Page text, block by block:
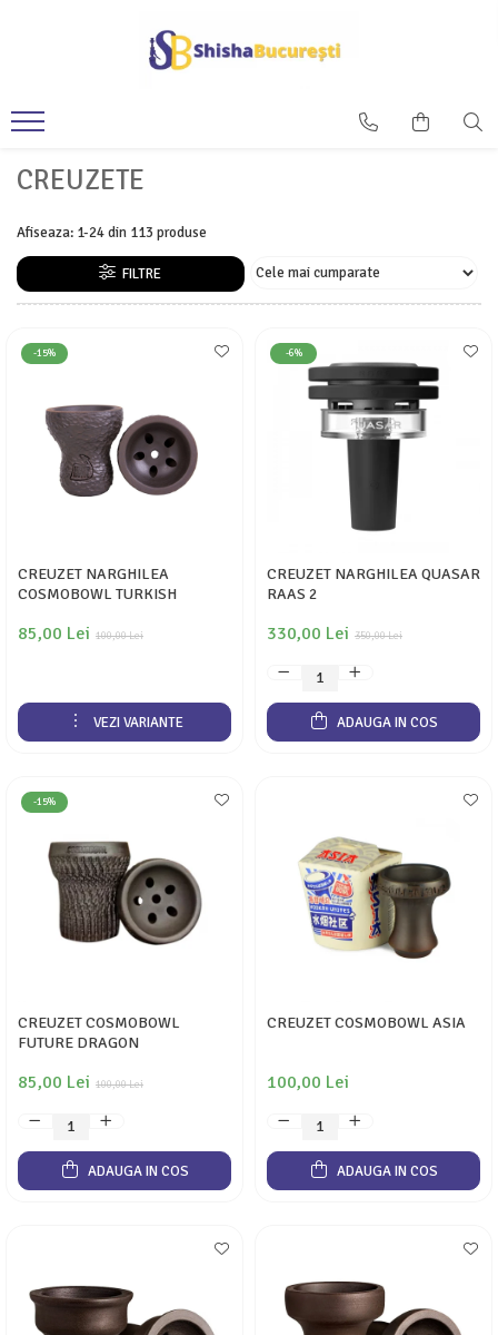
CREUZETE
Afiseaza: 1-24din 113 produse
FILTRE
-15%
CREUZET NARGHILEA
COSMOBOWL TURKISH
100,00 Lei
85,00 Lei
VEZI VARIANTE
-6%
CREUZET NARGHILEA QUASAR
RAAS 2
350,00 Lei
330,00 Lei
ADAUGA IN COS
-15%
CREUZET COSMOBOWL
FUTURE DRAGON
100,00 Lei
85,00 Lei
ADAUGA IN COS
CREUZET COSMOBOWL ASIA
100,00 Lei
ADAUGA IN COS